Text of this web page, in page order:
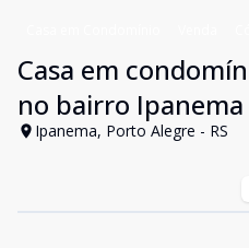
Casa em
no bairro Ipanema
Ipanema, Porto Alegre - RS